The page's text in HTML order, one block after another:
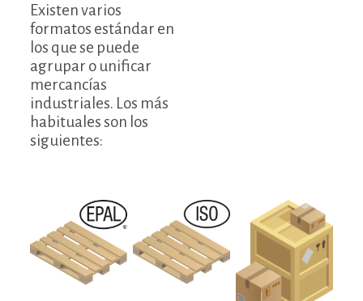
Existen varios
formatos estándar en
los que se puede
agrupar o unificar
mercancías
industriales. Los más
habituales son los
siguientes: